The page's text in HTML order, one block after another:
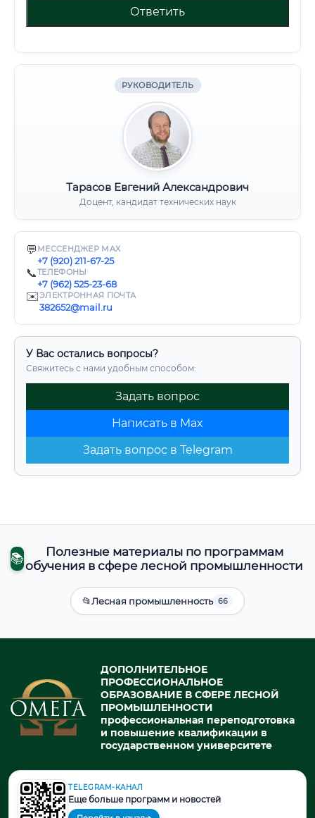
Ответить
РУКОВОДИТЕЛЬ
Тарасов Евгений Александрович
Доцент, кандидат технических наук
💬 МЕССЕНДЖЕР MAX
+7 (920) 211-67-25
📞ТЕЛЕФОНЫ
+7 (962) 525-23-68
✉️ЭЛЕКТРОННАЯ ПОЧТА
382652@mail.ru
У Вас остались вопросы?
Свяжитесь с нами удобным способом:
Задать вопрос
Написать в Max
Задать вопрос в Telegram
📚
Полезные материалы по программам
обучения в сфере лесной промышленности
📂Лесная промышленность 66
ДОПОЛНИТЕЛЬНОЕ
ПРОФЕССИОНАЛЬНОЕ
ОБРАЗОВАНИЕ В СФЕРЕ ЛЕСНОЙ
ПРОМЫШЛЕННОСТИ
профессиональная переподготовка
и повышение квалификации в
государственном университете
© 2026. При использовании материалов портала активная ссылка
на источник обязательна.
TELEGRAM-КАНАЛ
Еще больше программ и новостей